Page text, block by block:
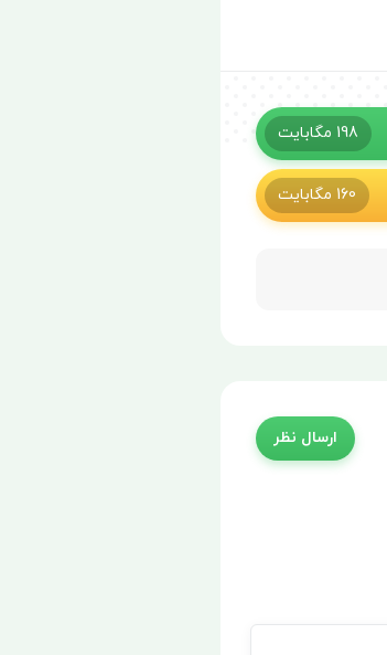
198 مگابایت
160 مگابایت
ارسال نظر